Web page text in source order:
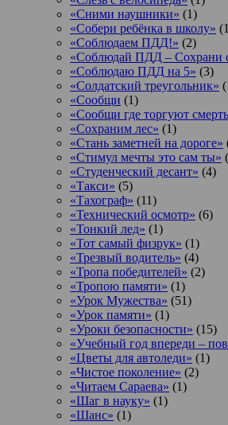
«Сними наушники» (1)
«Собери ребёнка в школу»
«Соблюдаем ПДД!» (2)
«Соблюдай ПДД – Сохрани
«Соблюдаю ПДД на 5» (3)
«Солдатский треугольник»
«Сообщи (1)
«Сообщи где торгуют
«Сохраним лес» (1)
«Стань заметней на дороге»
«Стимул мечты это сам ты»
«Студенческий десант» (4)
«Такси» (5)
«Тахограф» (11)
«Технический осмотр» (6)
«Тонкий лед» (1)
«Тот самый физрук» (1)
«Трезвый водитель» (4)
«Тропа победителей» (2)
«Тропою памяти» (1)
«Урок Мужества» (51)
«Урок памяти» (1)
«Уроки безопасности» (15)
«Учебный год впереди –
«Цветы для автоледи» (1)
«Чистое поколение» (2)
«Читаем Сараева» (1)
«Шаг в науку» (1)
«Шанс» (1)